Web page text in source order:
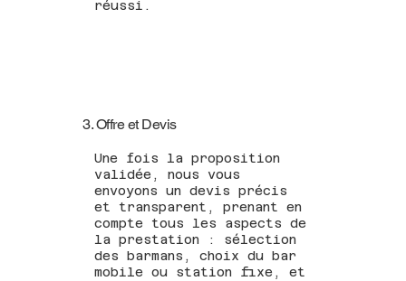
réussi.
3. Offre et Devis
Une fois la proposition
validée, nous vous
envoyons un devis précis
et transparent, prenant en
compte tous les aspects de
la prestation : sélection
des barmans, choix du bar
mobile ou station fixe, et